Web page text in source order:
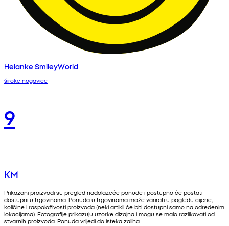
Helanke SmileyWorld
široke nogavice
9
KM
Prikazani proizvodi su pregled nadolazeće ponude i postupno će postati
dostupni u trgovinama. Ponuda u trgovinama može varirati u pogledu cijene,
količine i raspoloživosti proizvoda (neki artikli će biti dostupni samo na određenim
lokacijama). Fotografije prikazuju uzorke dizajna i mogu se malo razlikovati od
stvarnih proizvoda. Ponuda vrijedi do isteka zaliha.